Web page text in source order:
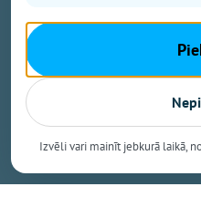
braukšanas laiki.
Aicinām savu braucienu
Lielākās stāvvietas
* Birzes ielā 33A;
Izvēli vari mainīt jebkurā laikā,